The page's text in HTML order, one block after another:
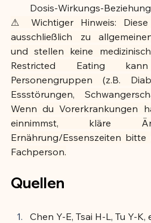
Dosis-Wirkungs-
⚠ Wichtiger Hinweis: Diese
ausschließlich zu
und stellen keine
Restricted Eating
Personengruppen (z.B.
Essstörungen,
Wenn du Vorerkrankungen
einnimmst, kläre
Ernährung/Essenszeiten bitte
Fachperson.
Quellen
Chen Y-E, Tsai H-L, Tu Y-